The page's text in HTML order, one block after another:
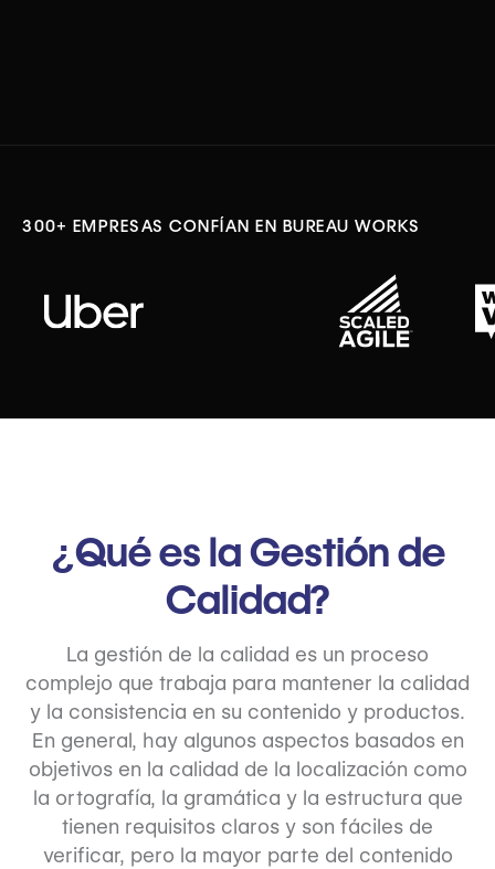
300+ EMPRESAS CONFÍAN EN BUREAU WORKS
¿Qué es la Gestión de
Calidad?
La gestión de la calidad es un proceso
complejo que trabaja para mantener la calidad
y la consistencia en su contenido y productos.
En general, hay algunos aspectos basados en
objetivos en la calidad de la localización como
la ortografía, la gramática y la estructura que
tienen requisitos claros y son fáciles de
verificar, pero la mayor parte del contenido